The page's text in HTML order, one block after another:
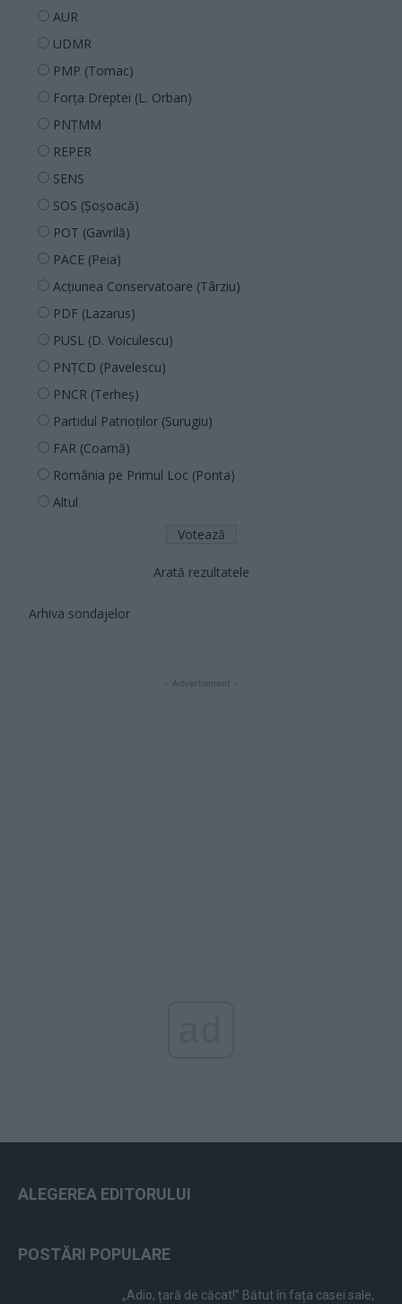
AUR
UDMR
PMP (Tomac)
Forța Dreptei (L. Orban)
PNȚMM
REPER
SENS
SOS (Șoșoacă)
POT (Gavrilă)
PACE (Peia)
Acțiunea Conservatoare (Târziu)
PDF (Lazarus)
PUSL (D. Voiculescu)
PNȚCD (Pavelescu)
PNCR (Terheș)
Partidul Patrioților (Surugiu)
FAR (Coarnă)
România pe Primul Loc (Ponta)
Altul
Arată rezultatele
Arhiva sondajelor
- Advertisment -
ALEGEREA EDITORULUI
POSTĂRI POPULARE
„Adio, țară de căcat!” Bătut în fața casei sale,